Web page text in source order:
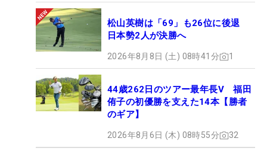
松山英樹は「69」も26位に後退
日本勢2人が決勝へ
2026年8月8日 (土) 08時41分 1
44歳262日のツアー最年長V 福田
侑子の初優勝を支えた14本【勝者
のギア】
2026年8月6日 (木) 08時55分 32